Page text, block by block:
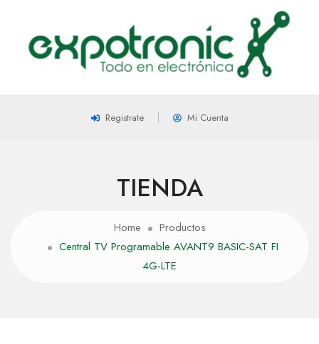
Registrate Mi Cuenta
TIENDA
Home
Productos
Central TV Programable AVANT9 BASIC-SAT FI
4G-LTE